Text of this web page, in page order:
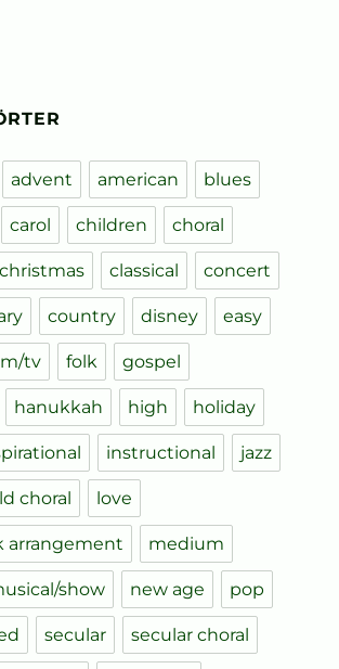
advent american blues
carol children choral
christmas classical concert
country disney easy
tv folk gospel
hanukkah high holiday
instructional jazz
choral love
arrangement medium
show new age pop
secular secular choral